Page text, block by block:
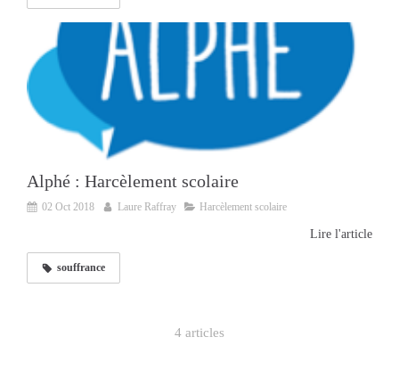
Alphé : Harcèlement scolaire
02 Oct 2018 Laure Raffray Harcèlement scolaire
Lire l'article
souffrance
4 articles